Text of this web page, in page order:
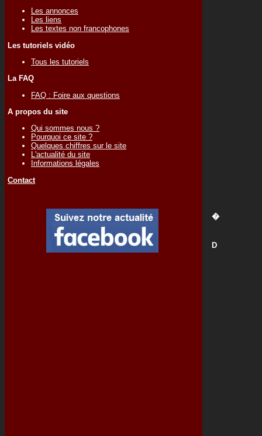
Les annonces
Les liens
Les textes non francophones
Les tutoriels vidéo
Tous les tutoriels
La FAQ
FAQ : Foire aux questions
A propos du site
Qui sommes nous ?
Pourquoi ce site ?
Quelques chiffres sur le site
L'actualité du site
Informations légales
Contact
�
D